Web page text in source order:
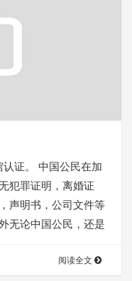
证。 中国公民在加
犯罪证明，离婚证
声明书，公司文件等
无论中国公民，还是
阅读全文